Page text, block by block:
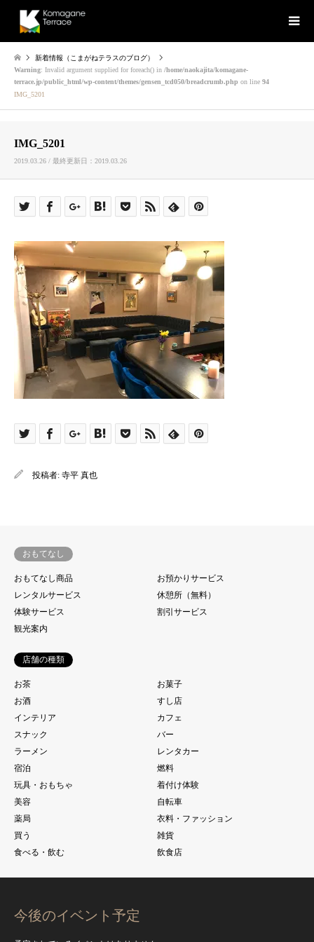
新着情報（こまがねテラスのブログ）
Warning: Invalid argument supplied for foreach() in /home/naokajita/komagane-
terrace.jp/public_html/wp-content/themes/gensen_tcd050/breadcrumb.php on line 94
IMG_5201
IMG_5201
2019.03.26 / 最終更新日：2019.03.26
投稿者: 寺平 真也
おもてなし
おもてなし商品
お預かりサービス
レンタルサービス
休憩所（無料）
体験サービス
割引サービス
観光案内
店舗の種類
お茶
お菓子
お酒
すし店
インテリア
カフェ
スナック
バー
ラーメン
レンタカー
宿泊
燃料
玩具・おもちゃ
着付け体験
美容
自転車
薬局
衣料・ファッション
買う
雑貨
食べる・飲む
飲食店
今後のイベント予定